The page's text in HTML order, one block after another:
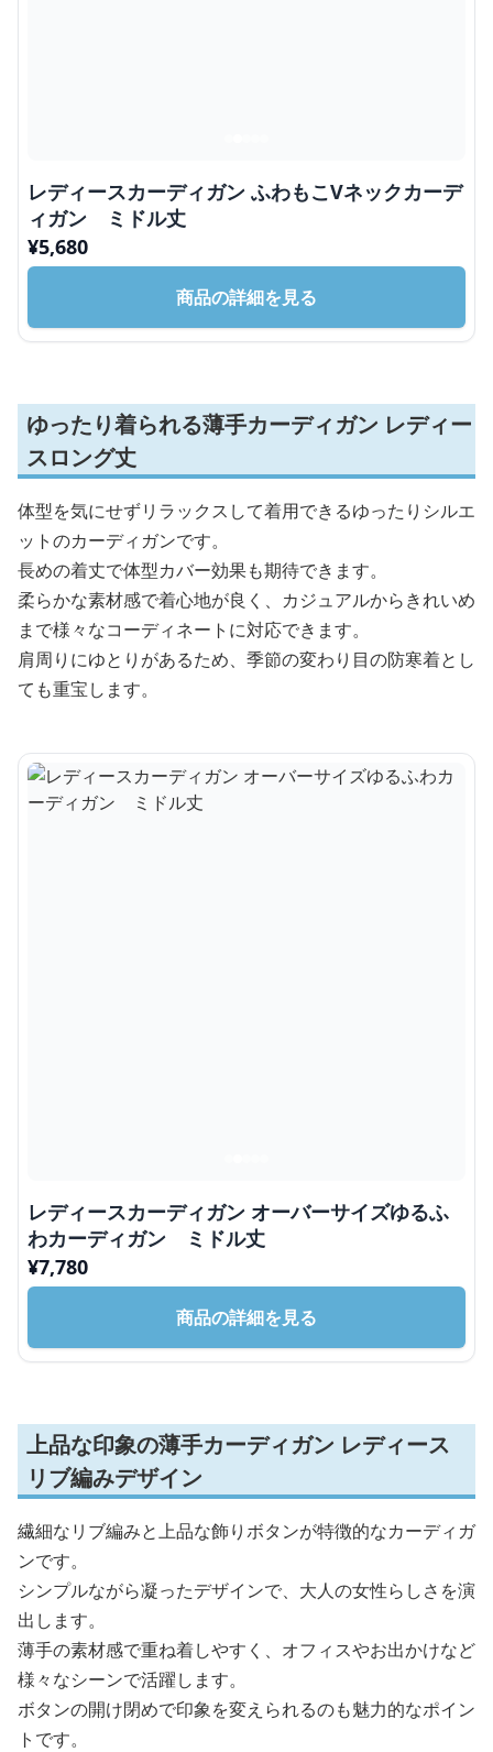
レディースカーディガン ふわもこVネックカーデ
ィガン ミドル丈
¥5,680
商品の詳細を見る
ゆったり着られる薄手カーディガン レディー
スロング丈
体型を気にせずリラックスして着用できるゆったりシルエ
ットのカーディガンです。
長めの着丈で体型カバー効果も期待できます。
柔らかな素材感で着心地が良く、カジュアルからきれいめ
まで様々なコーディネートに対応できます。
肩周りにゆとりがあるため、季節の変わり目の防寒着とし
ても重宝します。
レディースカーディガン オーバーサイズゆるふ
わカーディガン ミドル丈
¥7,780
商品の詳細を見る
上品な印象の薄手カーディガン レディース
リブ編みデザイン
繊細なリブ編みと上品な飾りボタンが特徴的なカーディガ
ンです。
シンプルながら凝ったデザインで、大人の女性らしさを演
出します。
薄手の素材感で重ね着しやすく、オフィスやお出かけなど
様々なシーンで活躍します。
ボタンの開け閉めで印象を変えられるのも魅力的なポイン
トです。